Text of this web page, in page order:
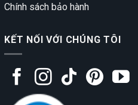
Chính sách bảo hành
KẾT NỐI VỚI CHÚNG TÔI